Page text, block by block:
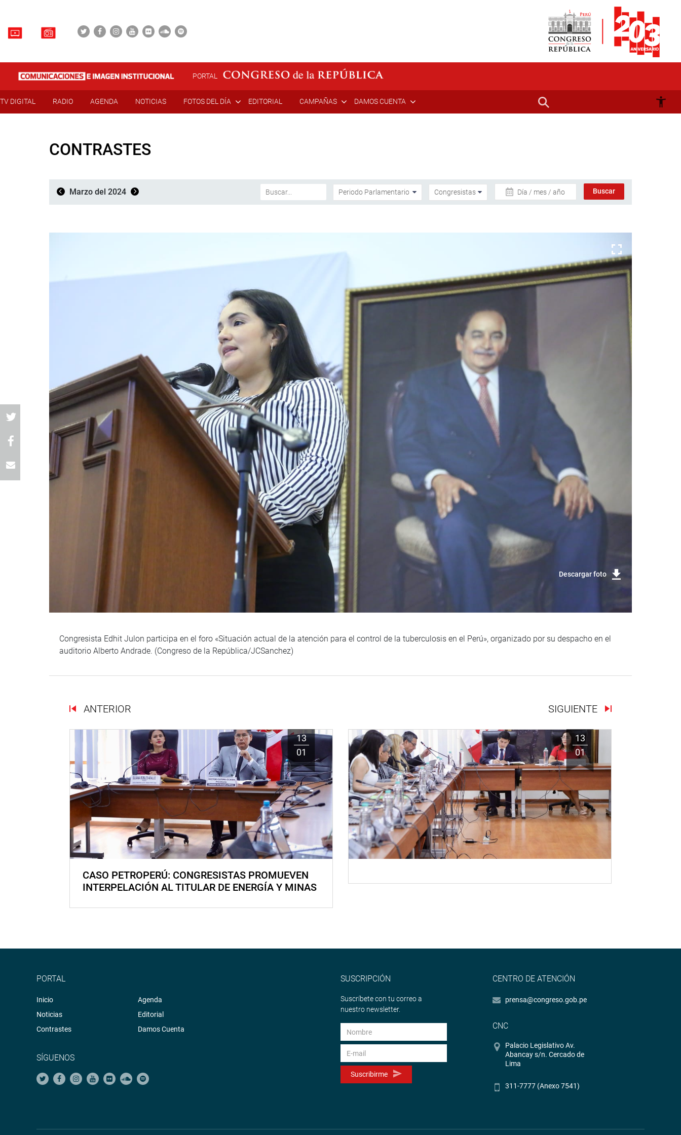
PORTAL
TV DIGITAL RADIO AGENDA NOTICIAS FOTOS DEL DÍA EDITORIAL CAMPAÑAS DAMOS CUENTA
CONTRASTES
Marzo del 2024 Día / mes / año
Descargar foto
Congresista Edhit Julon participa en el foro «Situación actual de la atención para el control de la tuberculosis en el Perú», organizado por su despacho en el
auditorio Alberto Andrade. (Congreso de la República/JCSanchez)
ANTERIOR SIGUIENTE
13
01
CASO PETROPERÚ: CONGRESISTAS PROMUEVEN
INTERPELACIÓN AL TITULAR DE ENERGÍA Y MINAS
13
01
PORTAL
Inicio
Noticias
Contrastes
Agenda
Editorial
Damos Cuenta
SÍGUENOS
SUSCRIPCIÓN
Suscríbete con tu correo a
nuestro newsletter.
Suscribirme
CENTRO DE ATENCIÓN
prensa@congreso.gob.pe
CNC
Palacio Legislativo Av.
Abancay s/n. Cercado de
Lima
311-7777 (Anexo 7541)